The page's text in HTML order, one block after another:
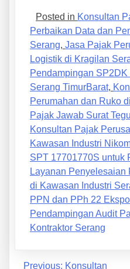
Posted in Konsultan
Perbaikan Data dan
Serang, Jasa Pajak
Logistik di Kragilan
Pendampingan
Serang TimurBarat,
Perumahan dan Ruko
Pajak Jawab Surat
Konsultan Pajak
Kawasan Industri
SPT 17701770S untuk
Layanan
di Kawasan Industri
PPN dan PPh 22
Pendampingan Audit
Kontraktor Serang
Previous: Konsultan